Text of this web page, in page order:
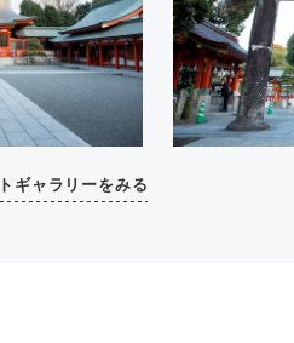
ギャラリーをみる